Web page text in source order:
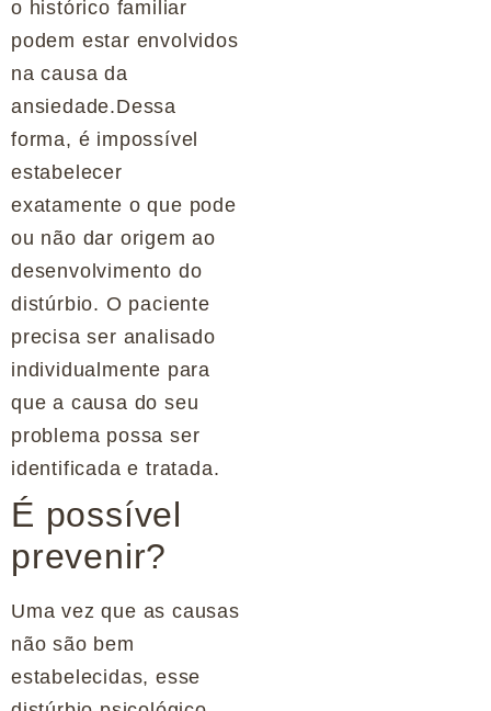
o histórico familiar
podem estar envolvidos
na causa da
ansiedade.Dessa
forma, é impossível
estabelecer
exatamente o que pode
ou não dar origem ao
desenvolvimento do
distúrbio. O paciente
precisa ser analisado
individualmente para
que a causa do seu
problema possa ser
identificada e tratada.
É possível
prevenir?
Uma vez que as causas
não são bem
estabelecidas, esse